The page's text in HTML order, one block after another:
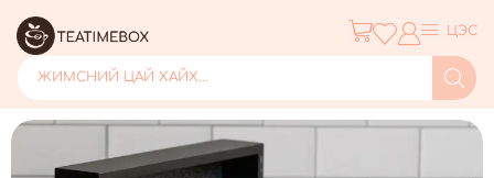
ЖИМСНИЙ ЦАЙ ХАЙХ...
ЦЭС